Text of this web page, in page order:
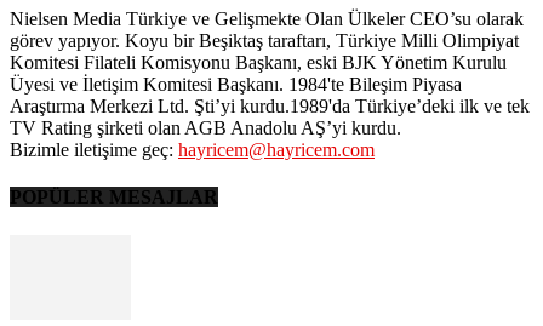
Nielsen Media Türkiye ve Gelişmekte Olan Ülkeler CEO’su olarak
görev yapıyor. Koyu bir Beşiktaş taraftarı, Türkiye Milli Olimpiyat
Komitesi Filateli Komisyonu Başkanı, eski BJK Yönetim Kurulu
Üyesi ve İletişim Komitesi Başkanı. 1984'te Bileşim Piyasa
Araştırma Merkezi Ltd. Şti’yi kurdu.1989'da Türkiye’deki ilk ve tek
TV Rating şirketi olan AGB Anadolu AŞ’yi kurdu.
Bizimle iletişime geç: hayricem@hayricem.com
POPÜLER MESAJLAR